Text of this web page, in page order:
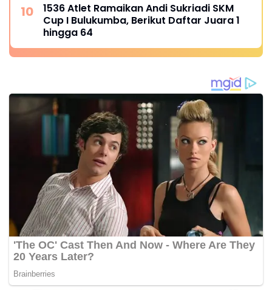
1536 Atlet Ramaikan Andi Sukriadi SKM
Cup I Bulukumba, Berikut Daftar Juara 1
hingga 64